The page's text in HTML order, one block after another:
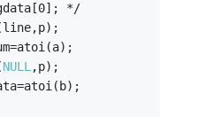
*/
NULL,p);